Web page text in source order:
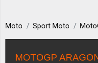
Moto Sport Moto
MOTOGP